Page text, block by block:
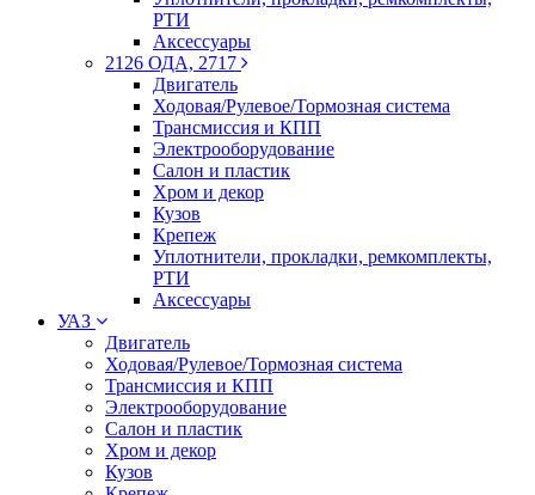
РТИ
Аксессуары
2126 ОДА, 2717
Двигатель
Ходовая/Рулевое/Тормозная система
Трансмиссия и КПП
Электрооборудование
Салон и пластик
Хром и декор
Кузов
Крепеж
Уплотнители, прокладки, ремкомплекты,
РТИ
Аксессуары
УАЗ
Двигатель
Ходовая/Рулевое/Тормозная система
Трансмиссия и КПП
Электрооборудование
Салон и пластик
Хром и декор
Кузов